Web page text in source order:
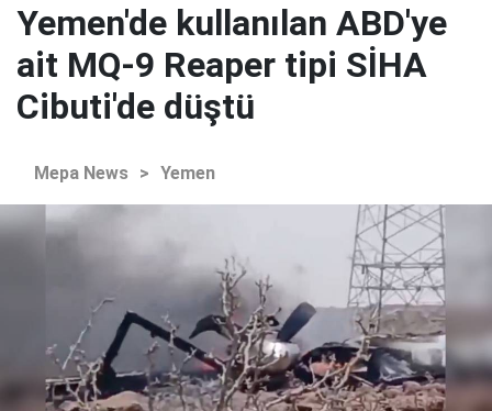
Yemen'de kullanılan ABD'ye
ait MQ-9 Reaper tipi SİHA
Cibuti'de düştü
Mepa News > Yemen